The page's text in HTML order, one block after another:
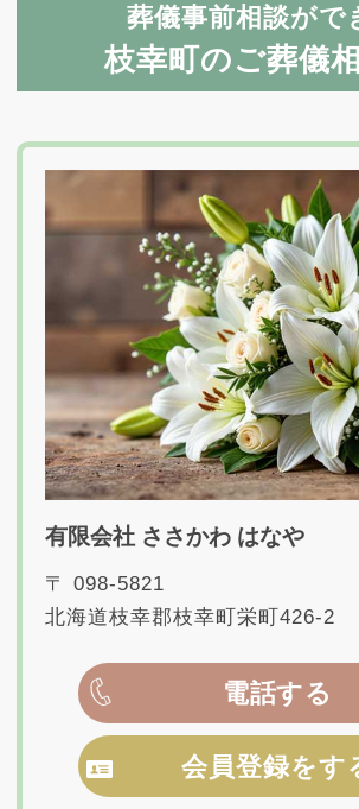
葬儀事前相談がで
枝幸町のご葬儀
有限会社 ささかわ はなや
〒 098-5821
北海道枝幸郡枝幸町栄町426-2
電話する
会員登録をす